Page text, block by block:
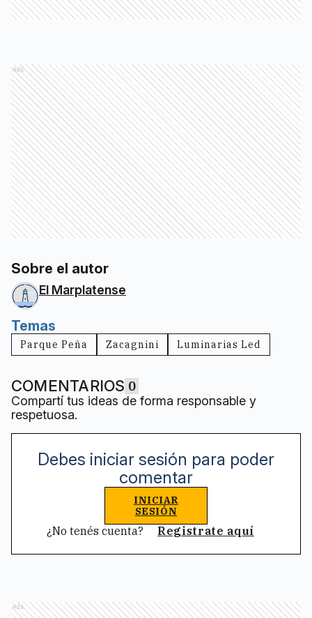
Ads
Sobre el autor
El Marplatense
Temas
Parque Peña Zacagnini Luminarias Led
COMENTARIOS 0
Compartí tus ideas de forma responsable y
respetuosa.
Debes iniciar sesión para poder
comentar
INICIAR
SESIÓN
¿No tenés cuenta? Registrate aquí
Ads